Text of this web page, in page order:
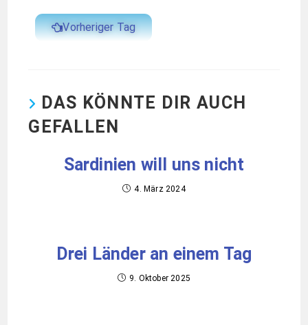
Vorheriger Tag
DAS KÖNNTE DIR AUCH
GEFALLEN
Sardinien will uns nicht
4. März 2024
Drei Länder an einem Tag
9. Oktober 2025